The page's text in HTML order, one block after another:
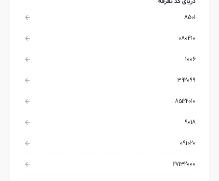
دریای کد تعرفه
8501
080410
1006
392099
85122010
9018
091020
27132000